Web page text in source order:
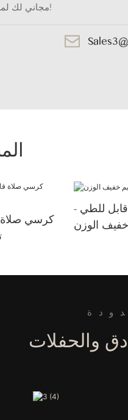
مجاني لك لمجموعة واسعة من التصميمات لدينا!
كرسي صلاة
للطي -
الوزن